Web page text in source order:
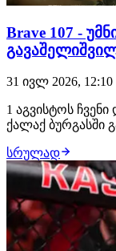
Brave 107 -
31 ივლ 2026, 12:10
1 აგვისტოს
ქალაქ ბურგასში
მებრძოლი:
გავაშელიშვილის
ბიკო, უფრო
ბაჩუკ…
სრულად